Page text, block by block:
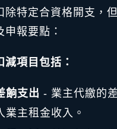
除特定合資格開支，
申報要點：
減項目包括：
餉支出 - 業主代繳的
業主租金收入。